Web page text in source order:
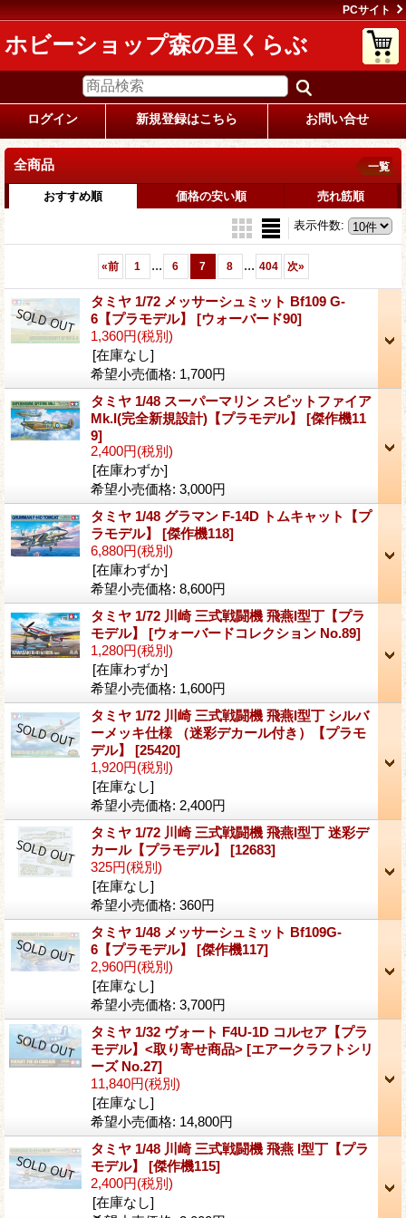
PCサイト
ホビーショップ森の里くらぶ
ログイン 新規登録はこちら お問い合せ
全商品 一覧
おすすめ順 価格の安い順 売れ筋順
表示件数:
«前 1 ... 6 7 8 ... 404 次»
タミヤ 1/72 メッサーシュミット Bf109 G-
6【プラモデル】 [ウォーバード90]
1,360円(税別)
[在庫なし]
希望小売価格: 1,700円
タミヤ 1/48 スーパーマリン スピットファイア
Mk.I(完全新規設計)【プラモデル】 [傑作機11
9]
2,400円(税別)
[在庫わずか]
希望小売価格: 3,000円
タミヤ 1/48 グラマン F-14D トムキャット【プ
ラモデル】 [傑作機118]
6,880円(税別)
[在庫わずか]
希望小売価格: 8,600円
タミヤ 1/72 川崎 三式戦闘機 飛燕I型丁【プラ
モデル】 [ウォーバードコレクション No.89]
1,280円(税別)
[在庫わずか]
希望小売価格: 1,600円
タミヤ 1/72 川崎 三式戦闘機 飛燕I型丁 シルバ
ーメッキ仕様 （迷彩デカール付き）【プラモ
デル】 [25420]
1,920円(税別)
[在庫なし]
希望小売価格: 2,400円
タミヤ 1/72 川崎 三式戦闘機 飛燕I型丁 迷彩デ
カール【プラモデル】 [12683]
325円(税別)
[在庫なし]
希望小売価格: 360円
タミヤ 1/48 メッサーシュミット Bf109G-
6【プラモデル】 [傑作機117]
2,960円(税別)
[在庫なし]
希望小売価格: 3,700円
タミヤ 1/32 ヴォート F4U-1D コルセア【プラ
モデル】<取り寄せ商品> [エアークラフトシリ
ーズ No.27]
11,840円(税別)
[在庫なし]
希望小売価格: 14,800円
タミヤ 1/48 川崎 三式戦闘機 飛燕 I型丁【プラ
モデル】 [傑作機115]
2,400円(税別)
[在庫なし]